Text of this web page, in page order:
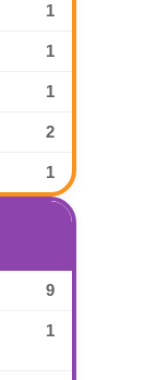
1
1
1
2
1
9
1